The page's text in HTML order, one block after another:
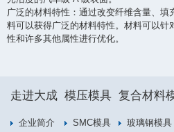
广泛的材料特性：通过改变纤维含量、填
料可以获得广泛的材料特性。材料可以针
性和许多其他属性进行优化。
走进大成
企业简介
模压模具
SMC模具
复合材料
玻璃钢模具